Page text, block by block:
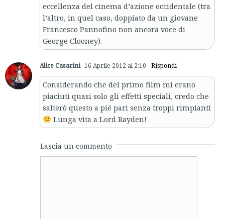
eccellenza del cinema d’azione occidentale (tra
l’altro, in quel caso, doppiato da un giovane
Francesco Pannofino non ancora voce di
George Clooney).
Alice Casarini 16 Aprile 2012 al 2:10 - Rispondi
Considerando che del primo film mi erano
piaciuti quasi solo gli effetti speciali, credo che
salterò questo a pié pari senza troppi rimpianti
Lunga vita a Lord Rayden!
Lascia un commento